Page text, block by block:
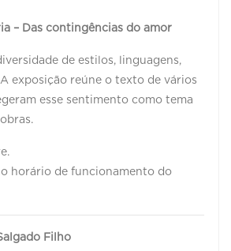
– Das contingências do amor
de estilos, linguagens,
exposição reúne o texto de vários
esse sentimento como tema
horário de funcionamento do
Filho